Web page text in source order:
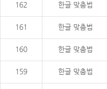
162 한글 맞춤법
161 한글 맞춤법
160 한글 맞춤법
159 한글 맞춤법